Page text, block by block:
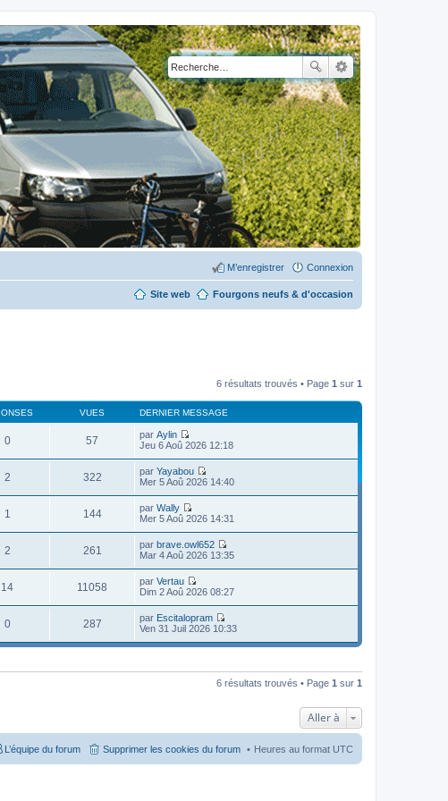
Connexion
M’enregistrer
Fourgons neufs & d'occasion
Site web
6 résultats trouvés • Page 1 sur 1
VUES DERNIER MESSAGE
0 57 par Aylin
V
r
l
e
d
e
i
e
r
m
e
s
s
a
e
Jeu 6 Aoû 2026 12:18
2 322 par Yayabou
V
l
e
d
e
i
e
r
m
e
s
g
Mer 5 Aoû 2026 14:40
1 144 par Wally
V
r
l
e
d
e
i
e
r
Mer 5 Aoû 2026 14:31
2 261 par brave.owl652
V
l
e
e
n
e
r
a
g
Mar 4 Aoû 2026 13:35
14 11058 par Vertau
V
r
l
e
r
s
Dim 2 Aoû 2026 08:27
0 287 par Escitalopram
V
i
l
e
i
r
m
Ven 31 Juil 2026 10:33
6 résultats trouvés • Page 1 sur 1
Aller à
Heures au format UTC
Supprimer les cookies du forum
L’équipe du forum